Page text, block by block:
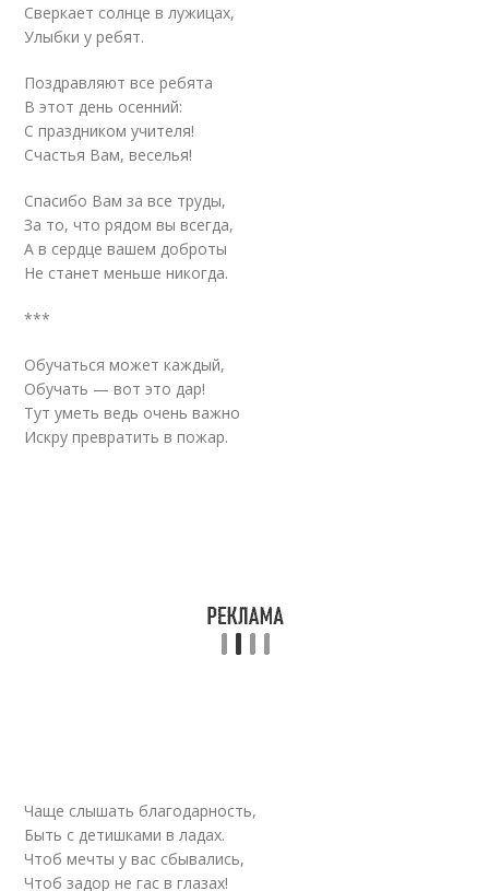
Сверкает солнце в лужицах,
Улыбки у ребят.
Поздравляют все ребята
В этот день осенний:
С праздником учителя!
Счастья Вам, веселья!
Спасибо Вам за все труды,
За то, что рядом вы всегда,
А в сердце вашем доброты
Не станет меньше никогда.
***
Обучаться может каждый,
Обучать — вот это дар!
Тут уметь ведь очень важно
Искру превратить в пожар.
Чаще слышать благодарность,
Быть с детишками в ладах.
Чтоб мечты у вас сбывались,
Чтоб задор не гас в глазах!